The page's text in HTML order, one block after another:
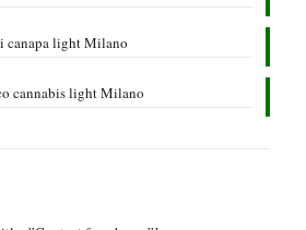
canapa light Milano
cannabis light Milano